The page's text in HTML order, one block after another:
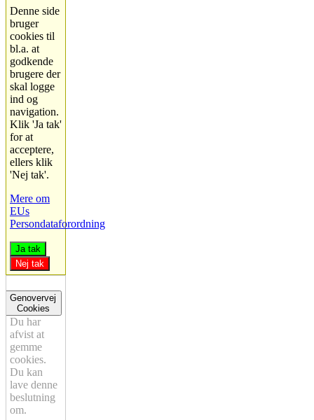
Denne side
bruger
cookies til
bl.a. at
godkende
brugere der
skal logge
ind og
navigation.
Klik 'Ja tak'
for at
acceptere,
ellers klik
'Nej tak'.
Mere om
EUs
Persondataforordning
Ja tak
Nej tak
Genovervej
Cookies
Du har
afvist at
gemme
cookies.
Du kan
lave denne
beslutning
om.